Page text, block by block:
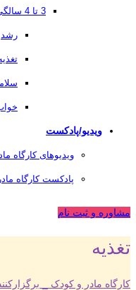
3 تا 4 سالگی
رشد
ویدیو/پادکست
ویدیوهای کارگاه
پادکست کارگاه
مشاوره و ثبت نام
تغذیه
کارگاه مادر و کودک _